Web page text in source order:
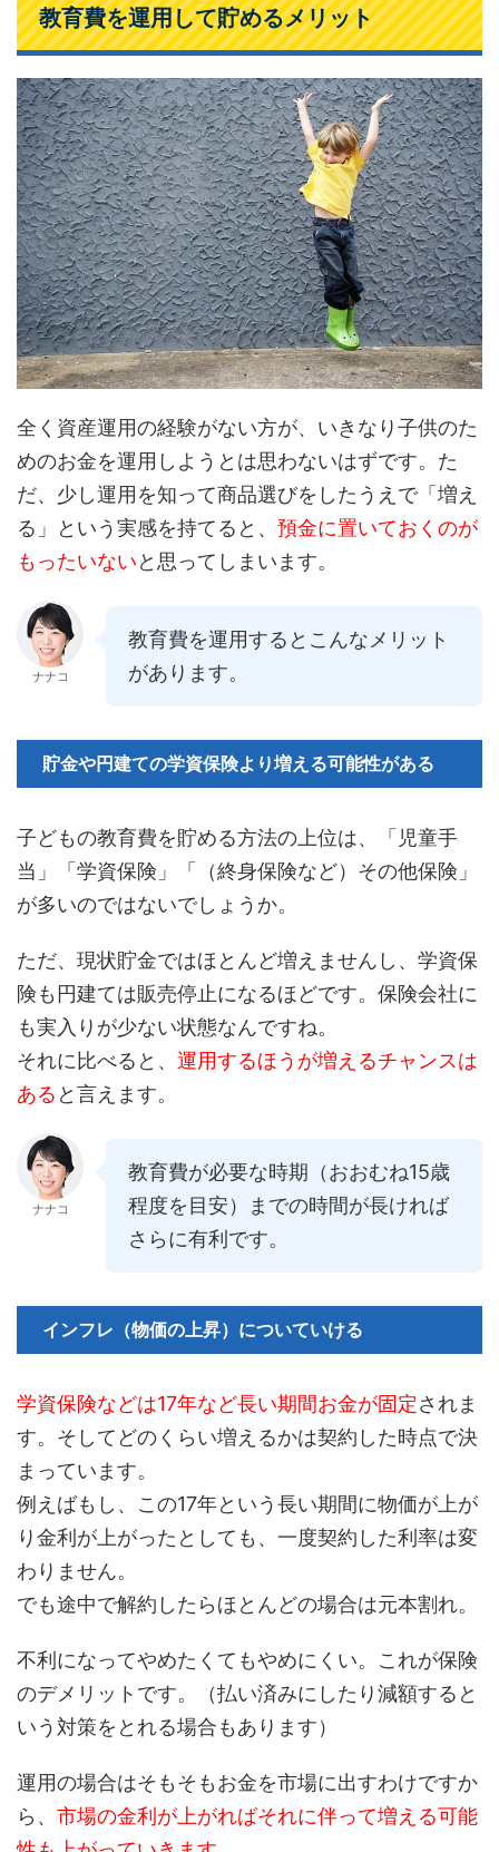
教育費を運用して貯めるメリット
全く資産運用の経験がない方が、いきなり子供のた
めのお金を運用しようとは思わないはずです。た
だ、少し運用を知って商品選びをしたうえで「増え
る」という実感を持てると、 預金に置いておくのが
もったいないと思ってしまいます。
ナナコ
教育費を運用するとこんなメリット
があります。
貯金や円建ての学資保険より増える可能性がある
子どもの教育費を貯める方法の上位は、「児童手
当」「学資保険」「（終身保険など）その他保険」
が多いのではないでしょうか。
ただ、現状貯金ではほとんど増えませんし、学資保
険も円建ては販売停止になるほどです。保険会社に
も実入りが少ない状態なんですね。
それに比べると、 運用するほうが増えるチャンスは
ある と言えます。
ナナコ
教育費が必要な時期（おおむね15歳
程度を目安）までの時間が長ければ
さらに有利です。
インフレ（物価の上昇）についていける
学資保険などは17年など長い期間お金が固定されま
す。そしてどのくらい増えるかは契約した時点で決
まっています。
例えばもし、この17年という長い期間に物価が上が
り金利が上がったとしても、一度契約した利率は変
わりません。
でも途中で解約したらほとんどの場合は元本割れ。
不利になってやめたくてもやめにくい。これが保険
のデメリットです。（払い済みにしたり減額すると
いう対策をとれる場合もあります）
運用の場合はそもそもお金を市場に出すわけですか
ら、 市場の金利が上がればそれに伴って増える可能